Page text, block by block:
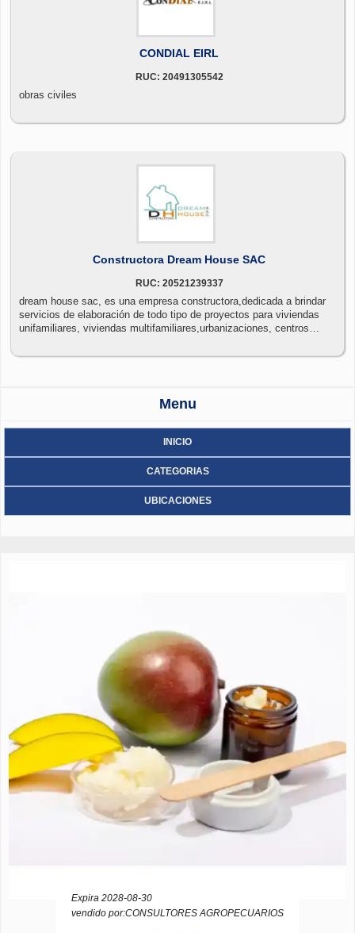
CONDIAL EIRL
RUC: 20491305542
obras civiles
Constructora Dream House SAC
RUC: 20521239337
dream house sac, es una empresa constructora,dedicada a brindar
servicios de elaboración de todo tipo de proyectos para viviendas
unifamiliares, viviendas multifamiliares,urbanizaciones, centros
consultoría, asesoría, estudios, desarrollo y supervisión de
actualizaciones,modificaciones, estudios y diseños de proyectos
cuadros de carga y detalle de banco de medidores, contando para
Menu
INICIO
CATEGORIAS
UBICACIONES
Expira 2028-08-30
vendido por:CONSULTORES AGROPECUARIOS